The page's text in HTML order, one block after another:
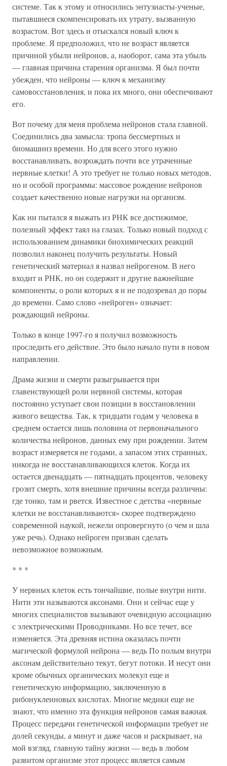
системе. Так к этому и относились энтузиасты-ученые,
пытавшиеся скомпенсировать их утрату, вызванную
возрастом. Вот здесь и отыскался новый ключ к
проблеме. Я предположил, что не возраст является
причиной убыли нейронов, а, наоборот, сама эта убыль
— главная причина старения организма. Я был почти
убежден, что нейроны — ключ к механизму
самовосстановления, и пока их много, они обеспечивают
его.
Вот почему для меня проблема нейронов стала главной.
Соединились два замысла: тропа бессмертных и
биомашинз времени. Но для всего этого нужно
восстанавливать, возрождать почти все утраченные
нервные клетки! А это требует не только новых методов,
но и особой программы: массовое рождение нейронов
создает качественно новые нагрузки на организм.
Как ни пытался я выжать из РНК все достижимое,
полезный эффект таял на глазах. Только новый подход с
использованием динамики биохимических реакций
позволил наконец получить результаты. Новый
генетический материал я назвал нейрогеном. В него
входит и РНК, но он содержит и другие важнейшие
компоненты, о роли которых я и не подозревал до поры
до времени. Само слово «нейроген» означает:
рождающий нейроны.
Только в конце 1997-го я получил возможность
проследить его действие. Это было начало пути в новом
направлении.
Драма жизни и смерти разыгрывается при
главенствующей роли нервной системы, которая
постоянно уступает свои позиции в восстановлении
живого вещества. Так, к тридцати годам у человека в
среднем остается лишь половина от первоначального
количества нейронов, данных ему при рождении. Затем
возраст измеряется не годами, а запасом этих странных,
никогда не восстанавливающихся клеток. Когда их
остается двенадцать — пятнадцать процентов, человеку
грозит смерть, хотя внешние причины всегда различны:
где тонко, там и рвется. Известное с детства «нервные
клетки не восстанавливаются» скорее подтверждено
современной наукой, нежели опровергнуто (о чем и шла
уже речь). Однако нейроген призван сделать
невозможное возможным.
* * *
У нервных клеток есть тончайшие, полые внутри нити.
Нити эти называются аксонами. Они и сейчас еще у
многих специалистов вызывают очевидную ассоциацию
с электрическими Проводниками. Но все течет, все
изменяется. Эта древняя истина оказалась почти
магической формулой нейрона — ведь По полым внутри
аксонам действительно текут, бегут потоки. И несут они
кроме обычных органических молекул еще и
генетическую информацию, заключенную в
рибонуклеиновых кислотах. Многие медики еще не
знают, что именно эта функция нейронов самая важная.
Процесс передачи генетической информации требует не
долей секунды, а минут и даже часов и раскрывает, на
мой взгляд, главную тайну жизни — ведь в любом
развитом организме этот процесс является самым